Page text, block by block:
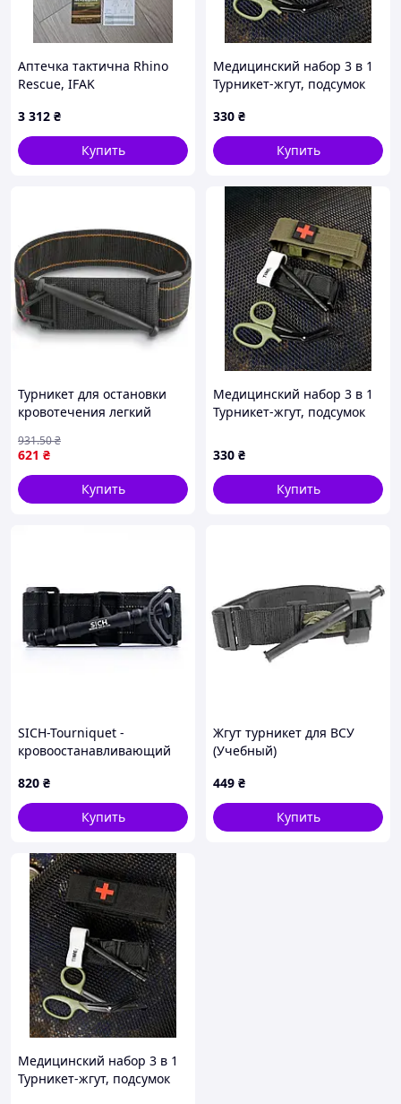
Аптечка тактична Rhino
Rescue, IFAK
3 312 ₴
Купить
Медицинский набор 3 в 1
Турникет-жгут, подсумок
тактические медицинские
ножницы EMT олива
ВТ5411
330 ₴
Купить
Турникет для остановки
кровотечения легкий
универсальный до 30 см
для спасателей и
спортсменов FLAME
621 ₴
931.50₴
Купить
Медицинский набор 3 в 1
Турникет-жгут, подсумок
тактические медицинские
ножницы EMT олива
ВТ5411
330 ₴
Купить
SICH-Tourniquet -
кровоостанавливающий
820 ₴
Купить
Жгут турникет для ВСУ
(Учебный)
449 ₴
Купить
Медицинский набор 3 в 1
Турникет-жгут, подсумок